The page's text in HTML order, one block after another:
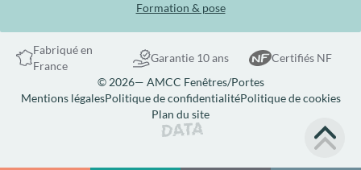
Formation & pose
Fabriqué en
France
Garantie 10 ans
Certifiés NF
© 2026— AMCC Fenêtres/Portes
Mentions légalesPolitique de confidentialitéPolitique de cookies
Plan du site
Site réalisé par Data Projekt